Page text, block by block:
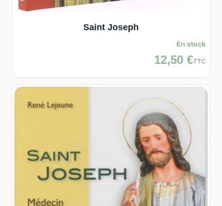
Saint Joseph
En stock
12,50 €TTC